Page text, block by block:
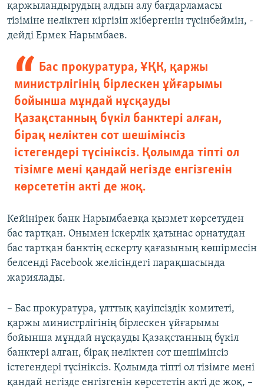
қаржыландырудың алдын алу бағдарламасы
тізіміне неліктен кіргізіп жібергенін түсінбеймін, -
дейді Ермек Нарымбаев.
Бас прокуратура, ҰҚК, қаржы
министрлігінің бірлескен ұйғарымы
бойынша мұндай нұсқауды
Қазақстанның бүкіл банктері алған,
бірақ неліктен сот шешімінсіз
істегендері түсініксіз. Қолымда тіпті ол
тізімге мені қандай негізде енгізгенін
көрсететін акті де жоқ.
Кейінірек банк Нарымбаевқа қызмет көрсетуден
бас тартқан. Онымен іскерлік қатынас орнатудан
бас тартқан банктің ескерту қағазының көшірмесін
белсенді Facebook желісіндегі парақшасында
жариялады.
– Бас прокуратура, ұлттық қауіпсіздік комитеті,
қаржы министрлігінің бірлескен ұйғарымы
бойынша мұндай нұсқауды Қазақстанның бүкіл
банктері алған, бірақ неліктен сот шешімінсіз
істегендері түсініксіз. Қолымда тіпті ол тізімге мені
қандай негізде енгізгенін көрсететін акті де жоқ, –